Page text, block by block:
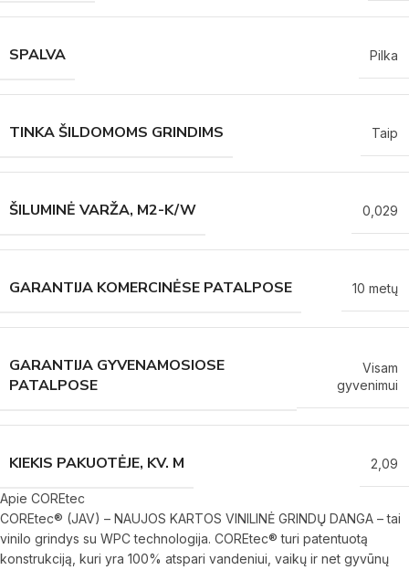
SPALVA Pilka
TINKA ŠILDOMOMS GRINDIMS Taip
ŠILUMINĖ VARŽA, M2-K/W 0,029
GARANTIJA KOMERCINĖSE PATALPOSE 10 metų
GARANTIJA GYVENAMOSIOSE
PATALPOSE
Visam
gyvenimui
KIEKIS PAKUOTĖJE, KV. M 2,09
Apie COREtec
COREtec® (JAV) – NAUJOS KARTOS VINILINĖ GRINDŲ DANGA – tai
vinilo grindys su WPC technologija. COREtec® turi patentuotą
konstrukciją, kuri yra 100% atspari vandeniui, vaikų ir net gyvūnų